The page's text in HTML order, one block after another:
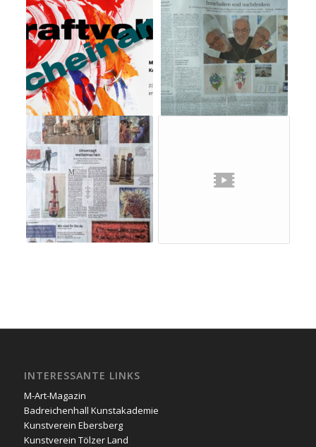
INTERESSANTE LINKS
M-Art-Magazin
Badreichenhall Kunstakademie
Kunstverein Ebersberg
Kunstverein Tölzer Land